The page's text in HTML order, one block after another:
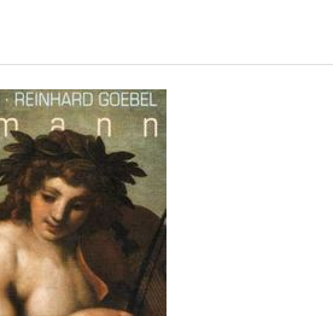
творчества Баха
и Кристофером Хогвудом),
(Musica Antiqua Köln / Reinhard
Fuge" (Pierre-Laurent Aimard), St
оратория (Джон Эллиот
Матфею" (Пол Маккриш), сюиты
Фурнье), сонаты и партиты для
органные произведения
Рихтер, Саймон Престон), арии
для виолончели (Миша Майский /
другое.
не Бахом, а морем!" (Бетховен)